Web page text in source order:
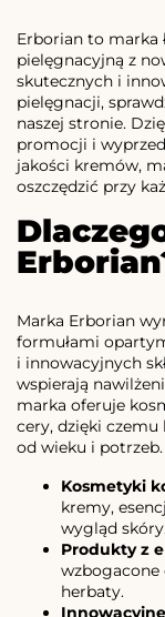
Erborian to marka
pielęgnacyjną z
skutecznych i
pielęgnacji,
naszej stronie.
promocji i
jakości kremów,
oszczędzić przy
Marka Erborian
formułami
i innowacyjnych
wspierają
marka oferuje
cery, dzięki czemu
od wieku i potrzeb.
Kosmetyki
kremy,
wygląd
Produkty z
wzbogacone
herbaty.